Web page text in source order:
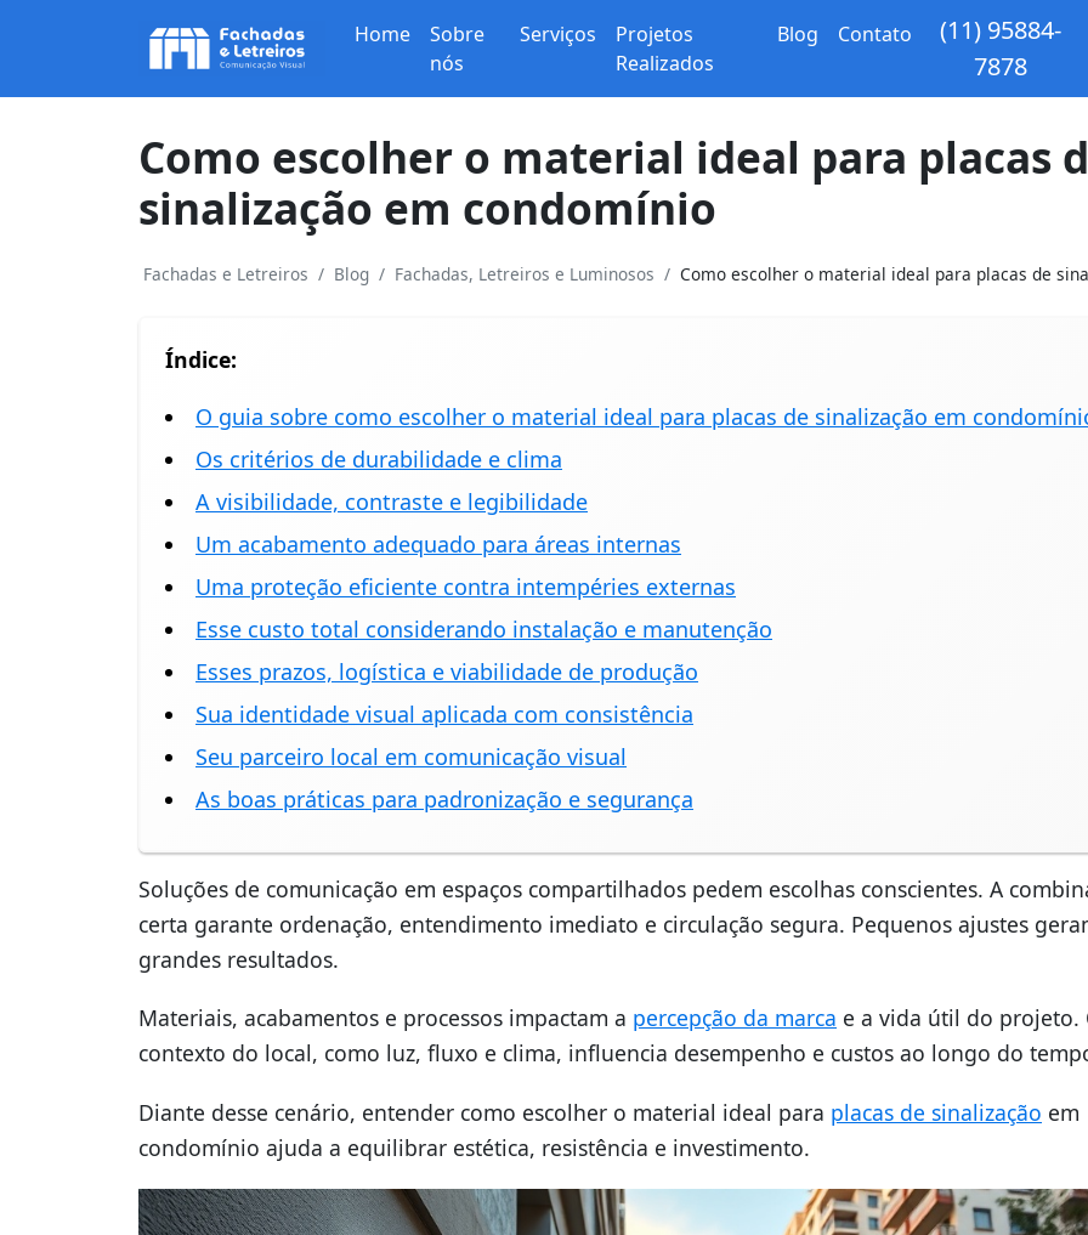
Home
Sobre
nós
Serviços
Projetos
Realizados
Blog Contato
(11) 95884-
7878
Como escolher o material ideal para placas
sinalização em condomínio
Fachadas e Letreiros Blog Fachadas, Letreiros e Luminosos Como escolher o material ideal para placas de
Índice:
O guia sobre como escolher o material ideal para placas de sinalização em
Os critérios de durabilidade e clima
A visibilidade, contraste e legibilidade
Um acabamento adequado para áreas internas
Uma proteção eficiente contra intempéries externas
Esse custo total considerando instalação e manutenção
Esses prazos, logística e viabilidade de produção
Sua identidade visual aplicada com consistência
Seu parceiro local em comunicação visual
As boas práticas para padronização e segurança
Soluções de comunicação em espaços compartilhados pedem escolhas conscientes. A
certa garante ordenação, entendimento imediato e circulação segura. Pequenos ajustes
grandes resultados.
Materiais, acabamentos e processos impactam a percepção da marca e a vida útil do projeto.
contexto do local, como luz, fluxo e clima, influencia desempenho e custos ao longo do
Diante desse cenário, entender como escolher o material ideal para placas de sinalização em
condomínio ajuda a equilibrar estética, resistência e investimento.